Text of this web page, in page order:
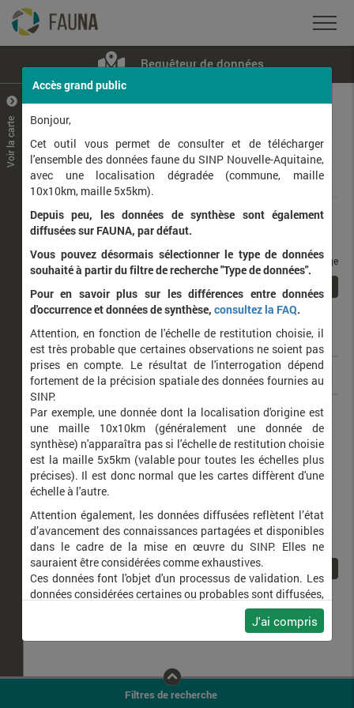
Requêteur de données
+
–
Voir la carte
Données
Rang taxonomique :
Affichage de1à 1sur1
taxons / page
Nom latin Nom vernaculaire
Agapornis personatus Inséparable masqué
Filtres de recherche
Accès grand public
Bonjour,
Cet outil vous permet de consulter et de télécharger
l'ensemble des données faune du SINP Nouvelle-Aquitaine,
avec une localisation dégradée (commune, maille
10x10km, maille 5x5km).
Depuis peu, les données de synthèse sont également
diffusées sur FAUNA, par défaut.
Vous pouvez désormais sélectionner le type de données
souhaité à partir du filtre de recherche "Type de données".
Pour en savoir plus sur les différences entre données
d'occurrence et données de synthèse, consultez la FAQ.
Attention, en fonction de l'échelle de restitution choisie, il
est très probable que certaines observations ne soient pas
prises en compte. Le résultat de l'interrogation dépend
fortement de la précision spatiale des données fournies au
SINP.
Par exemple, une donnée dont la localisation d'origine est
une maille 10x10km (généralement une donnée de
synthèse) n'apparaîtra pas si l'échelle de restitution choisie
est la maille 5x5km (valable pour toutes les échelles plus
précises). Il est donc normal que les cartes diffèrent d'une
échelle à l'autre.
Attention également, les données diffusées reflètent l’état
d’avancement des connaissances partagées et disponibles
dans le cadre de la mise en œuvre du SINP. Elles ne
sauraient être considérées comme exhaustives.
Ces données font l'objet d'un processus de validation. Les
données considérées certaines ou probables sont diffusées,
ainsi que celles pour lesquelles la méthode n'est pas
J'ai compris